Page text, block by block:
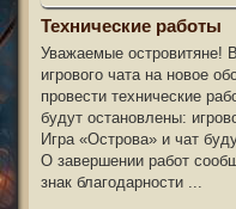
Технические работы
Уважаемые островитяне!
игрового чата на новое
провести технические
будут остановлены:
Игра «Острова» и чат
О завершении работ
знак благодарности ...